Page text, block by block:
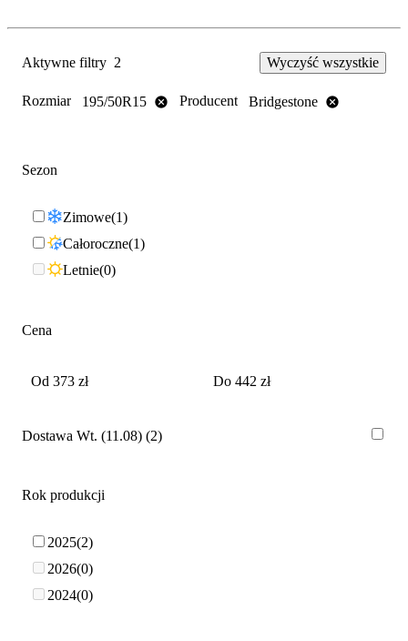
Aktywne filtry 2 Wyczyść wszystkie
Rozmiar 195/50R15 Producent Bridgestone
Sezon
Zimowe 1
Całoroczne 1
Letnie 0
Cena
Dostawa Wt. (11.08) 2
Rok produkcji
2025 2
2026 0
2024 0